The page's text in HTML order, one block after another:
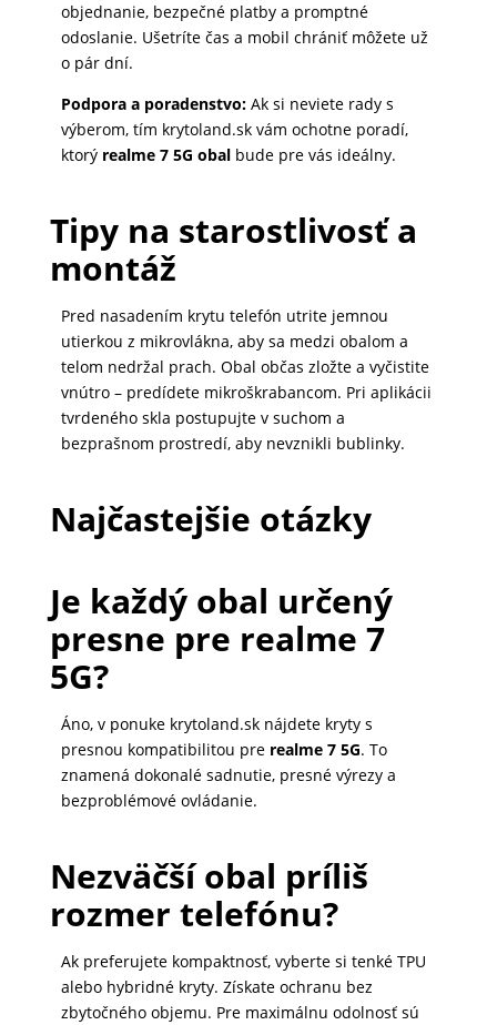
objednanie, bezpečné platby a promptné
odoslanie. Ušetríte čas a mobil chrániť môžete už
o pár dní.
Podpora a poradenstvo:Ak si neviete rady s
výberom, tím krytoland.sk vám ochotne poradí,
ktorý realme 7 5G obalbude pre vás ideálny.
Tipy na starostlivosť a
montáž
Pred nasadením krytu telefón utrite jemnou
utierkou z mikrovlákna, aby sa medzi obalom a
telom nedržal prach. Obal občas zložte a vyčistite
vnútro – predídete mikroškrabancom. Pri aplikácii
tvrdeného skla postupujte v suchom a
bezprašnom prostredí, aby nevznikli bublinky.
Najčastejšie otázky
Je každý obal určený
presne pre realme 7
5G?
Áno, v ponuke krytoland.sk nájdete kryty s
presnou kompatibilitou pre realme 7 5G. To
znamená dokonalé sadnutie, presné výrezy a
bezproblémové ovládanie.
Nezväčší obal príliš
rozmer telefónu?
Ak preferujete kompaktnosť, vyberte si tenké TPU
alebo hybridné kryty. Získate ochranu bez
zbytočného objemu. Pre maximálnu odolnosť sú